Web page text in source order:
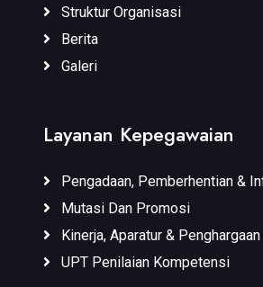
Struktur Organisasi
Berita
Galeri
Layanan Kepegawaian
Pengadaan, Pemberhentian &
Mutasi Dan Promosi
Kinerja, Aparatur & Penghargaan
UPT Penilaian Kompetensi